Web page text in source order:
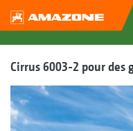
Cirrus 6003-2 pour des